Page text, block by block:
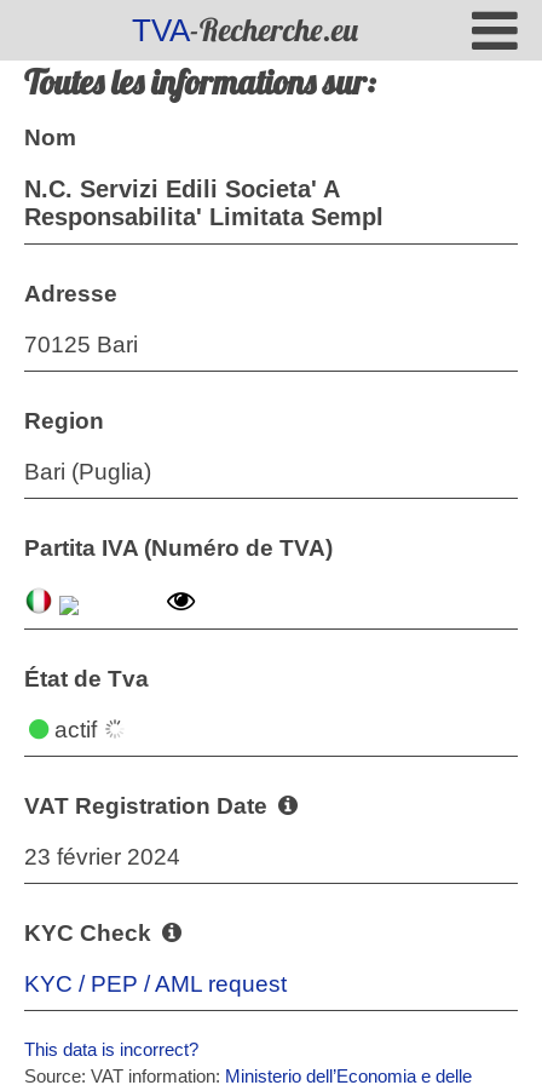
TVA-Recherche.eu
Toutes les informations sur:
Nom
N.C. Servizi Edili Societa' A
Responsabilita' Limitata Sempl
Adresse
70125 Bari
Region
Bari (Puglia)
Partita IVA (Numéro de TVA)
État de Tva
actif
VAT Registration Date
23 février 2024
KYC Check
KYC / PEP / AML request
This data is incorrect?
Source: VAT information: Ministerio dell’Economia e delle